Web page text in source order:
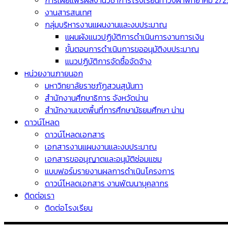
งานสารสนเทศ
กลุ่มบริหารงานแผนงานและงบประมาณ
แผนผังแนวปฏิบัติการดำเนินการงานการเงิน
ขั้นตอนการดำเนินการขออนุมัติงบประมาณ
แนวปฏิบัติการจัดซื้อจัดจ้าง
หน่วยงานภายนอก
มหาวิทยาลัยราชภัฏสวนสุนันทา
สำนักงานศึกษาธิการ จังหวัดน่าน
สำนักงานเขตพื้นที่การศึกษามัธยมศึกษา น่าน
ดาวน์โหลด
ดาวน์โหลดเอกสาร
เอกสารงานแผนงานและงบประมาณ
เอกสารขออนุญาตและอนุมัติซ่อมแซม
แบบฟอร์มรายงานผลการดำเนินโครงการ
ดาวน์โหลดเอกสาร งานพัฒนาบุคลากร
ติดต่อเรา
ติดต่อโรงเรียน